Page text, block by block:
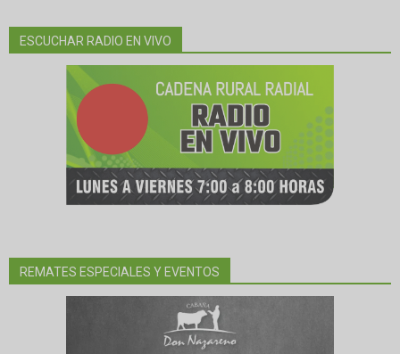
ESCUCHAR RADIO EN VIVO
REMATES ESPECIALES Y EVENTOS